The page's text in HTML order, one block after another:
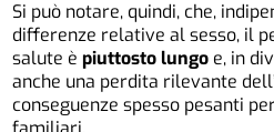
Si può notare, quindi, che,
differenze relative al sesso, il
salute èpiuttosto lungo e, in
anche una perdita rilevante
conseguenze spesso pesanti